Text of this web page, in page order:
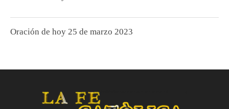
Oración de hoy 25 de marzo 2023